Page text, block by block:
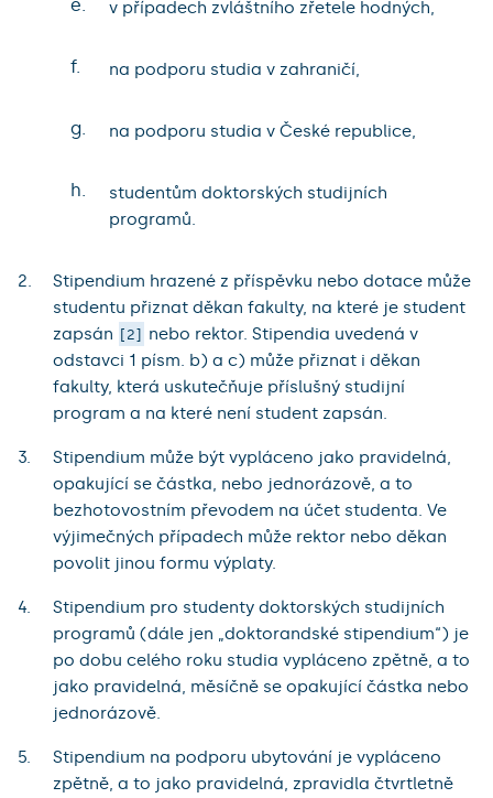
e. v případech zvláštního zřetele hodných,
f. na podporu studia v zahraničí,
g. na podporu studia v České republice,
h.
studentům doktorských studijních
programů.
Stipendium hrazené z příspěvku nebo dotace může
studentu přiznat děkan fakulty, na které je student
zapsán
2
nebo rektor. Stipendia uvedená v
odstavci 1 písm. b) a c) může přiznat i děkan
fakulty, která uskutečňuje příslušný studijní
program a na které není student zapsán.
Stipendium může být vypláceno jako pravidelná,
opakující se částka, nebo jednorázově, a to
bezhotovostním převodem na účet studenta. Ve
výjimečných případech může rektor nebo děkan
povolit jinou formu výplaty.
Stipendium pro studenty doktorských studijních
programů (dále jen „doktorandské stipendium“) je
po dobu celého roku studia vypláceno zpětně, a to
jako pravidelná, měsíčně se opakující částka nebo
jednorázově.
Stipendium na podporu ubytování je vypláceno
zpětně, a to jako pravidelná, zpravidla čtvrtletně